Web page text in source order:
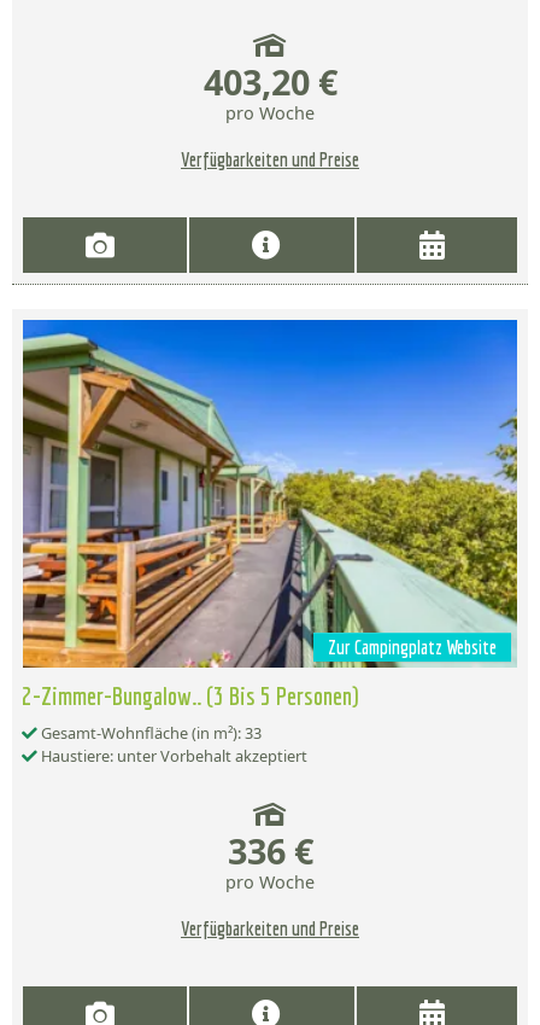
403,20 €
pro Woche
Verfügbarkeiten und Preise
Zur Campingplatz Website
2-Zimmer-Bungalow.. (3 Bis 5 Personen)
Gesamt-Wohnfläche (in m²): 33
Haustiere: unter Vorbehalt akzeptiert
336 €
pro Woche
Verfügbarkeiten und Preise